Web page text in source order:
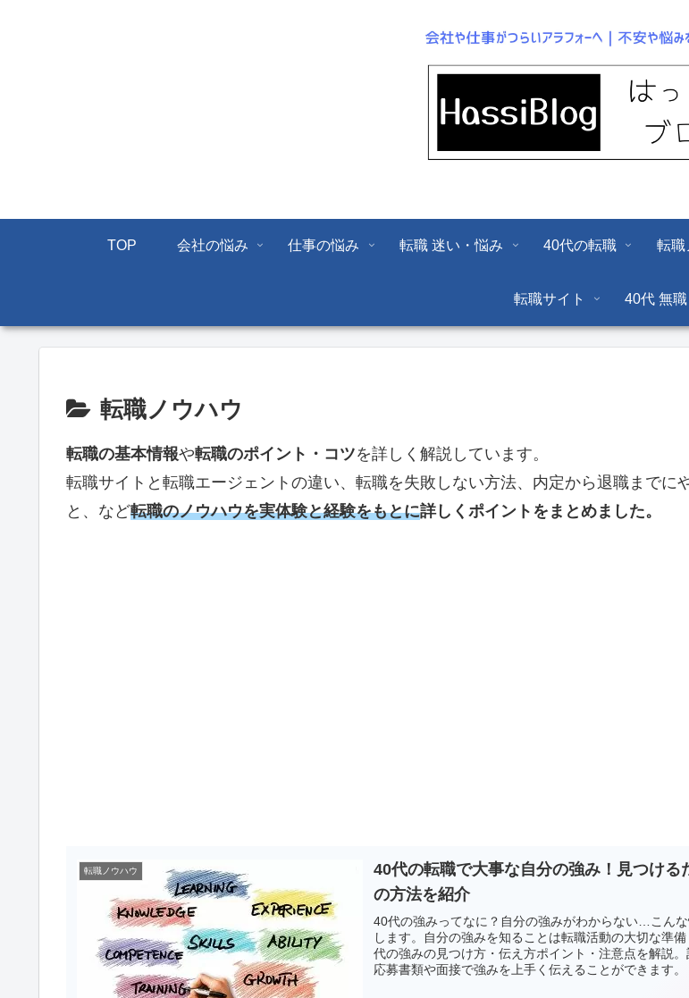
TOP 会社の悩み 仕事の悩み 転職 迷い・悩み 40代の転職 転職
転職サイト 40代 無職
転職ノウハウ
転職の基本情報や転職のポイント・コツを詳しく解説しています。
転職サイトと転職エージェントの違い、転職を失敗しない方法、内定から退職までに
と、など転職のノウハウを実体験と経験をもとに詳しくポイントをまとめました。
転職ノウハウ
40代の転職で大事な自分の強み！見つける
の方法を紹介
40代の強みってなに？自分の強みがわからない…こんな
します。自分の強みを知ることは転職活動の大切な準
代の強みの見つけ方・伝え方ポイント・注意点を解説
応募書類や面接で強みを上手く伝えることができます。